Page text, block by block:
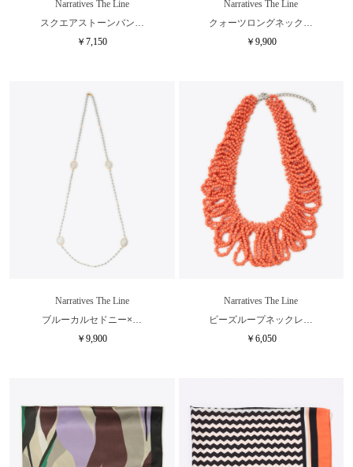
Narratives The Line
スクエアストーンバン…
￥7,150
Narratives The Line
クォーツロングネック…
￥9,900
Narratives The Line
ブルーカルセドニー×…
￥9,900
Narratives The Line
ビーズループネックレ…
￥6,050